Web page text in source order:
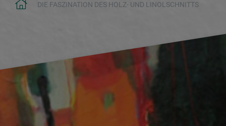
DIE FASZINATION DES HOLZ- UND LINOLSCHNITTS